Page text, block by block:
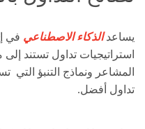
يساعدالذكاء الاصطناعي في
استراتيجيات تداول تستند
المشاعر ونماذج التنبؤ التي
تداول أفضل.